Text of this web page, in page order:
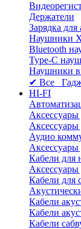
Держатели
Зарядка для
Наушники
Bluetooth
Type-C
Наушники
✔ Все
HI-FI
Аксессуары
Аудио
Кабели для
Аксессуары
Кабели для
Кабели
Кабели
Кабели